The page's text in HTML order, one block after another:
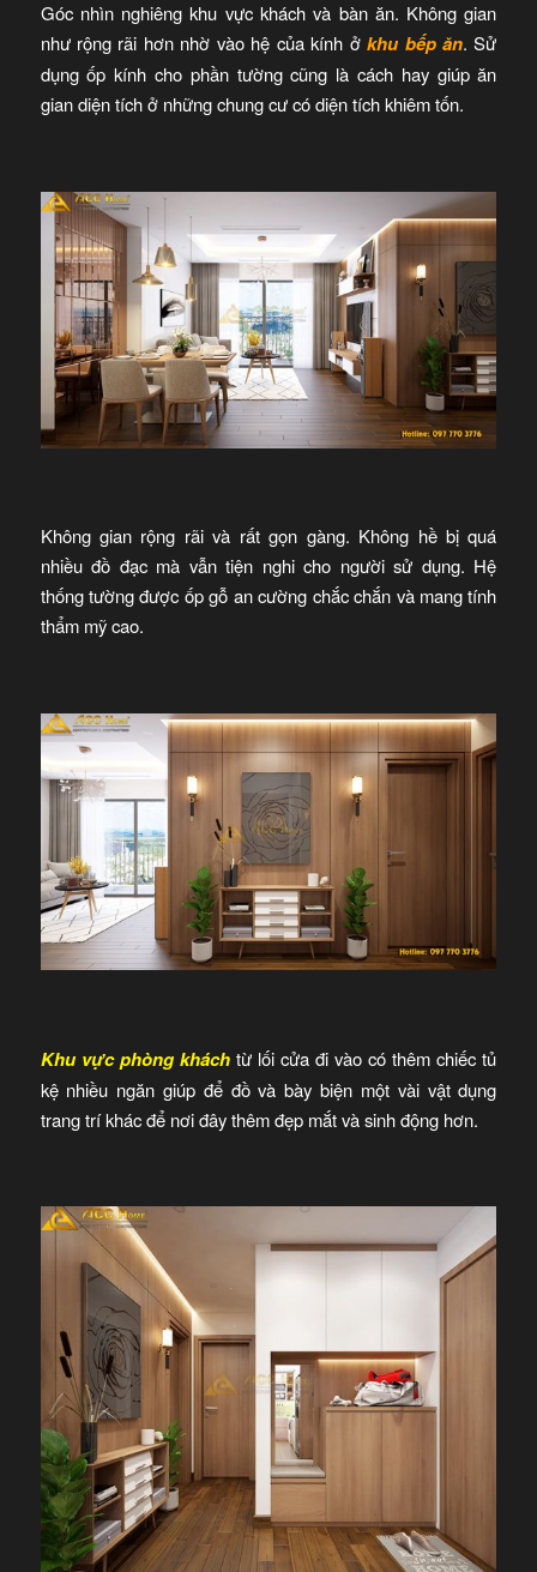
Góc nhìn nghiêng khu vực khách và bàn ăn. Không gian
như rộng rãi hơn nhờ vào hệ của kính ởkhu bếp ăn. Sử
dụng ốp kính cho phần tường cũng là cách hay giúp ăn
gian diện tích ở những chung cư có diện tích khiêm tốn.
Không gian rộng rãi và rất gọn gàng. Không hề bị quá
nhiều đồ đạc mà vẫn tiện nghi cho người sử dụng. Hệ
thống tường được ốp gỗ an cường chắc chắn và mang tính
thẩm mỹ cao.
Khu vực phòng khách từ lối cửa đi vào có thêm chiếc tủ
kệ nhiều ngăn giúp để đồ và bày biện một vài vật dụng
trang trí khác để nơi đây thêm đẹp mắt và sinh động hơn.